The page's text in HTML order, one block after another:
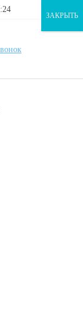
ЗАКРЫТЬ